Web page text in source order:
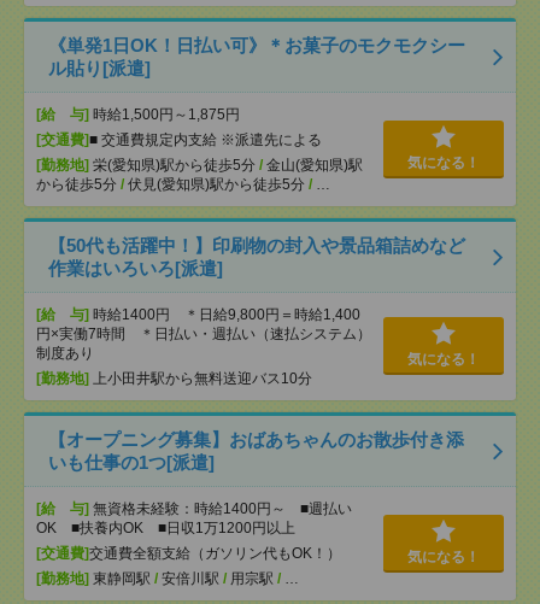
《単発1日OK！日払い可》＊お菓子のモクモクシー
ル貼り[派遣]
[給 与] 時給1,500円～1,875円
[交通費]■ 交通費規定内支給 ※派遣先による
[勤務地] 栄(愛知県)駅から徒歩5分 / 金山(愛知県)駅
から徒歩5分 / 伏見(愛知県)駅から徒歩5分 / …
気になる！
【50代も活躍中！】印刷物の封入や景品箱詰めなど
作業はいろいろ[派遣]
[給 与] 時給1400円 ＊日給9,800円＝時給1,400
円×実働7時間 ＊日払い・週払い（速払システム）
制度あり
[勤務地] 上小田井駅から無料送迎バス10分
気になる！
【オープニング募集】おばあちゃんのお散歩付き添
いも仕事の1つ[派遣]
[給 与] 無資格未経験：時給1400円～ ■週払い
OK ■扶養内OK ■日収1万1200円以上
[交通費]交通費全額支給（ガソリン代もOK！）
[勤務地] 東静岡駅 / 安倍川駅 / 用宗駅 / …
気になる！